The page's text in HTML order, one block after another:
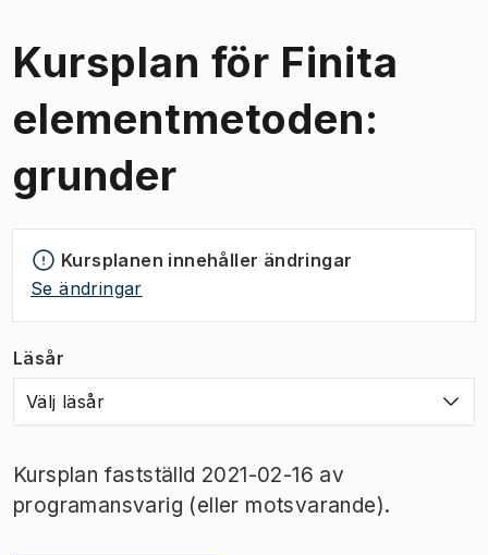
Kursplan för Finita
elementmetoden:
grunder
Kursplanen innehåller ändringar
Se ändringar
Läsår
Välj läsår
Kursplan fastställd 2021-02-16 av
programansvarig (eller motsvarande).